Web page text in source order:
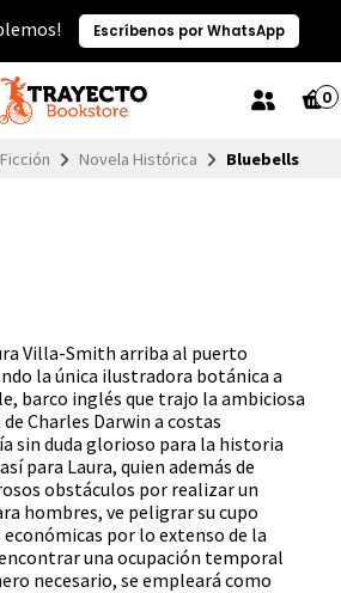
Escríbenos por WhatsApp
0
Novela Histórica Bluebells
Villa-Smith arriba al puerto
la única ilustradora botánica a
barco inglés que trajo la ambiciosa
Charles Darwin a costas
sin duda glorioso para la historia
para Laura, quien además de
obstáculos por realizar un
hombres, ve peligrar su cupo
por lo extenso de la
una ocupación temporal
necesario, se empleará como